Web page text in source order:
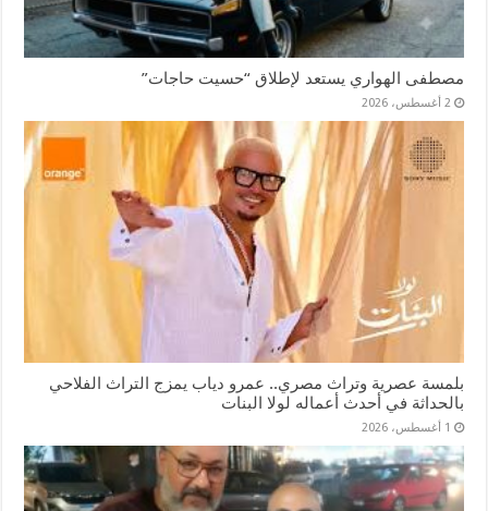
مصطفى الهواري يستعد لإطلاق “حسيت حاجات”
2 أغسطس، 2026
بلمسة عصرية وتراث مصري.. عمرو دياب يمزج التراث الفلاحي
بالحداثة في أحدث أعماله لولا البنات
1 أغسطس، 2026